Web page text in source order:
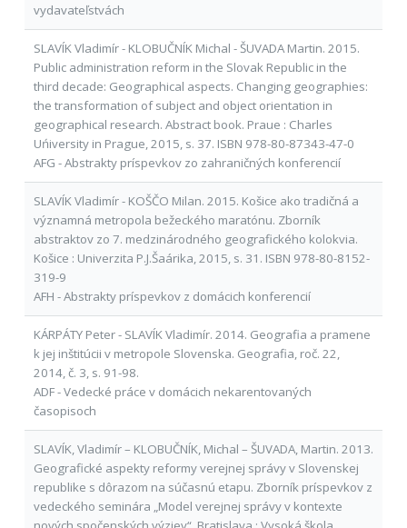
vydavateľstvách
SLAVÍK Vladimír - KLOBUČNÍK Michal - ŠUVADA Martin. 2015.
Public administration reform in the Slovak Republic in the
third decade: Geographical aspects. Changing geographies:
the transformation of subject and object orientation in
geographical research. Abstract book. Praue : Charles
Uńiversity in Prague, 2015, s. 37. ISBN 978-80-87343-47-0
AFG - Abstrakty príspevkov zo zahraničných konferencií
SLAVÍK Vladimír - KOŠČO Milan. 2015. Košice ako tradičná a
významná metropola bežeckého maratónu. Zborník
abstraktov zo 7. medzinárodného geografického kolokvia.
Košice : Univerzita P.J.Šaárika, 2015, s. 31. ISBN 978-80-8152-
319-9
AFH - Abstrakty príspevkov z domácich konferencií
KÁRPÁTY Peter - SLAVÍK Vladimír. 2014. Geografia a pramene
k jej inštitúcii v metropole Slovenska. Geografia, roč. 22,
2014, č. 3, s. 91-98.
ADF - Vedecké práce v domácich nekarentovaných
časopisoch
SLAVÍK, Vladimír – KLOBUČNÍK, Michal – ŠUVADA, Martin. 2013.
Geografické aspekty reformy verejnej správy v Slovenskej
republike s dôrazom na súčasnú etapu. Zborník príspevkov z
vedeckého seminára „Model verejnej správy v kontexte